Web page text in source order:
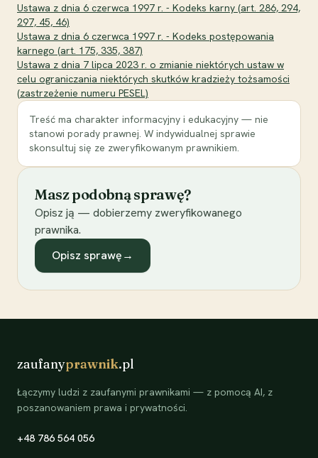
Ustawa z dnia 6 czerwca 1997 r. - Kodeks karny (art. 286, 294,
297, 45, 46)
Ustawa z dnia 6 czerwca 1997 r. - Kodeks postępowania
karnego (art. 175, 335, 387)
Ustawa z dnia 7 lipca 2023 r. o zmianie niektórych ustaw w
celu ograniczania niektórych skutków kradzieży tożsamości
(zastrzeżenie numeru PESEL)
Treść ma charakter informacyjny i edukacyjny — nie
stanowi porady prawnej. W indywidualnej sprawie
skonsultuj się ze zweryfikowanym prawnikiem.
Masz podobną sprawę?
Opisz ją — dobierzemy zweryfikowanego
prawnika.
Opisz sprawę→
zaufanyprawnik.pl
Łączymy ludzi z zaufanymi prawnikami — z pomocą AI, z
poszanowaniem prawa i prywatności.
+48 786 564 056